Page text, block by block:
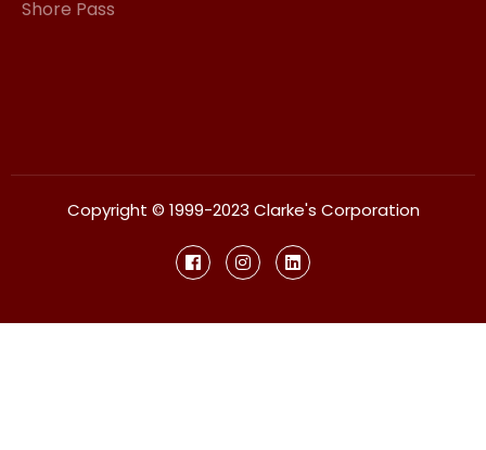
Shore Pass
Copyright © 1999-2023 Clarke's Corporation